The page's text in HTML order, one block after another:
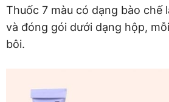
Thuốc 7 màu có dạng bào chế
và đóng gói dưới dạng hộp,
bôi.